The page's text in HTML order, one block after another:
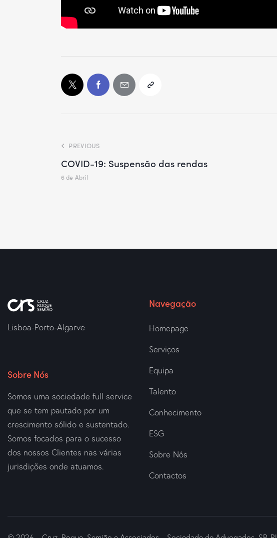
PREVIOUS
COVID-19: Suspensão das rendas
6 de Abril
Lisboa-Porto-Algarve
Sobre Nós
Somos uma sociedade full service
que se tem pautado por um
crescimento sólido e sustentado.
Somos focados para o sucesso
dos nossos Clientes nas várias
jurisdições onde atuamos.
Navegação
Homepage
Serviços
Equipa
Talento
Conhecimento
ESG
Sobre Nós
Contactos